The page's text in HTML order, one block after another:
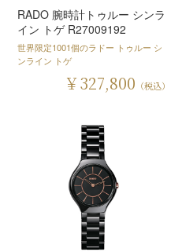
RADO 腕時計トゥルー シンラ
イン トゲ R27009192
世界限定1001個のラドー トゥルー シ
ンライン トゲ
￥327,800 （税込）